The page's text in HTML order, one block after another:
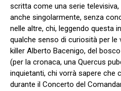
scritta come una serie
anche singolarmente, senza
nelle altre, chi, leggendo questa
qualche senso di curiosità per le
killer Alberto Bacenigo, del
(per la cronaca, una Quercus
inquietanti, chi vorrà sapere che
durante il Concerto del